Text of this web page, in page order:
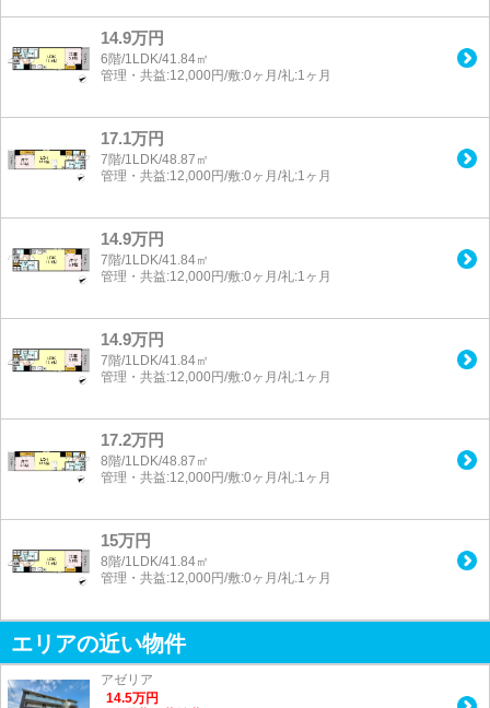
14.9万円
6階/1LDK/41.84㎡
管理・共益:12,000円/敷:0ヶ月/礼:1ヶ月
17.1万円
7階/1LDK/48.87㎡
管理・共益:12,000円/敷:0ヶ月/礼:1ヶ月
14.9万円
7階/1LDK/41.84㎡
管理・共益:12,000円/敷:0ヶ月/礼:1ヶ月
14.9万円
7階/1LDK/41.84㎡
管理・共益:12,000円/敷:0ヶ月/礼:1ヶ月
17.2万円
8階/1LDK/48.87㎡
管理・共益:12,000円/敷:0ヶ月/礼:1ヶ月
15万円
8階/1LDK/41.84㎡
管理・共益:12,000円/敷:0ヶ月/礼:1ヶ月
エリアの近い物件
アゼリア
14.5万円